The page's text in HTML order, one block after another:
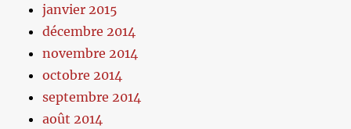
janvier 2015
décembre 2014
novembre 2014
octobre 2014
septembre 2014
août 2014